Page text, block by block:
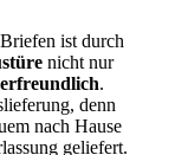
ist durch
nicht nur
.
denn
nach Hause
geliefert.